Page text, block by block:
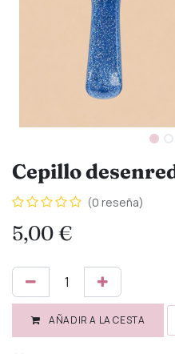
Cepillo
(0 reseña)
5,00€
AÑADIR A LA CESTA